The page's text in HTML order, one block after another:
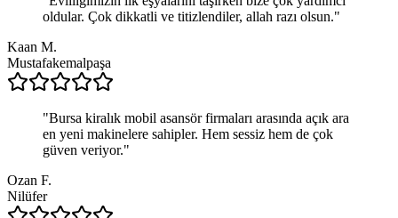
oldular. Çok dikkatli ve titizlendiler, allah razı olsun."
Kaan M.
Mustafakemalpaşa
"Bursa kiralık mobil asansör firmaları arasında açık ara
en yeni makinelere sahipler. Hem sessiz hem de çok
güven veriyor."
Ozan F.
Nilüfer